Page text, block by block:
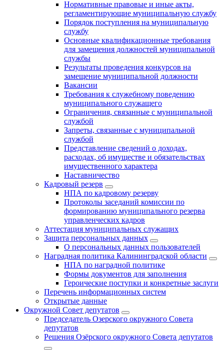
Нормативные правовые и иные акты,
регламентирующие муниципальную службу
Порядок поступления на муниципальную
службу
Основные квалификационные требования
для замещения должностей муниципальной
службы
Результаты проведения конкурсов на
замещение муниципальной должности
Вакансии
Требования к служебному поведению
муниципального служащего
Ограничения, связанные с муниципальной
службой
Запреты, связанные с муниципальной
службой
Представление сведений о доходах,
расходах, об имуществе и обязательствах
имущественного характера
Наставничество
Кадровый резерв
НПА по кадровому резерву
Протоколы заседаний комиссии по
формированию муниципального резерва
управленческих кадров
Аттестация муниципальных служащих
Защита персональных данных
О персональных данных пользователей
Наградная политика Калининградской области
НПА по наградной политике
Формы документов для заполнения
Героические поступки и конкретные заслуги
Перечень информационных систем
Открытые данные
Окружной Совет депутатов
Председатель Озерского окружного Совета
депутатов
Решения Озёрского окружного Совета депутатов